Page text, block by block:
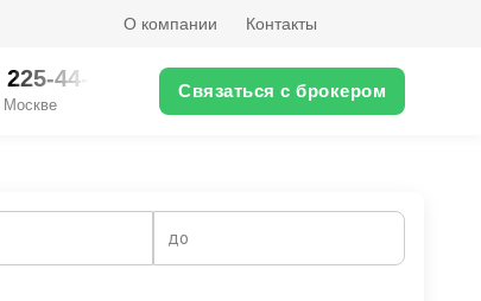
О компании Контакты
44-XX Связаться с брокером
до